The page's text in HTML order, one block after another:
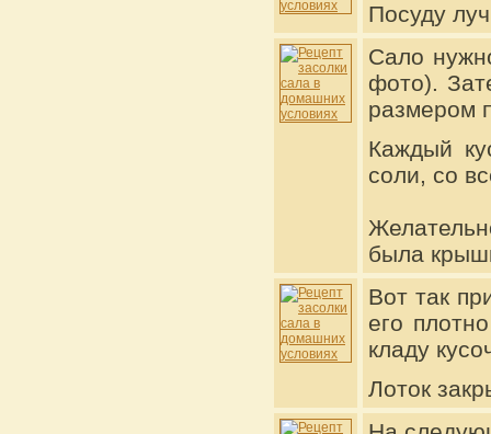
Посуду
Сало
фото).
размером
Каждый
соли, со
была
Вот так
его
кладу
Лоток